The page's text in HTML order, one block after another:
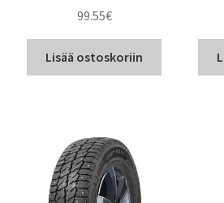
99.55€
Lisää ostoskoriin